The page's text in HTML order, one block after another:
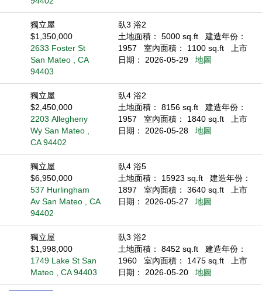
獨立屋
$1,350,000
2633 Foster St
San Mateo , CA
94403
臥3 浴2
土地面積： 5000 sq.ft
建造年份：
1957
室內面積： 1100 sq.ft
上市
日期： 2026-05-29
地圖
獨立屋
$2,450,000
2203 Allegheny
Wy San Mateo ,
CA 94402
臥4 浴2
土地面積： 8156 sq.ft
建造年份：
1957
室內面積： 1840 sq.ft
上市
日期： 2026-05-28
地圖
獨立屋
$6,950,000
537 Hurlingham
Av San Mateo , CA
94402
臥4 浴5
土地面積： 15923 sq.ft
建造年份：
1897
室內面積： 3640 sq.ft
上市
日期： 2026-05-27
地圖
獨立屋
$1,998,000
1749 Lake St San
Mateo , CA 94403
臥3 浴2
土地面積： 8452 sq.ft
建造年份：
1960
室內面積： 1475 sq.ft
上市
日期： 2026-05-20
地圖